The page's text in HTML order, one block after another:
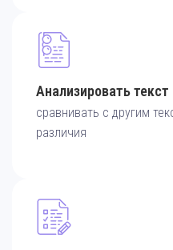
Анализировать текст
сравнивать с другим
различия